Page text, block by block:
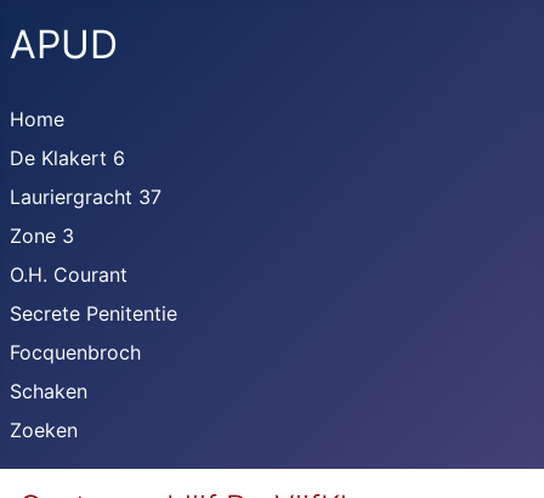
APUD
Home
De Klakert 6
Lauriergracht 37
Zone 3
O.H. Courant
Secrete Penitentie
Focquenbroch
Schaken
Zoeken